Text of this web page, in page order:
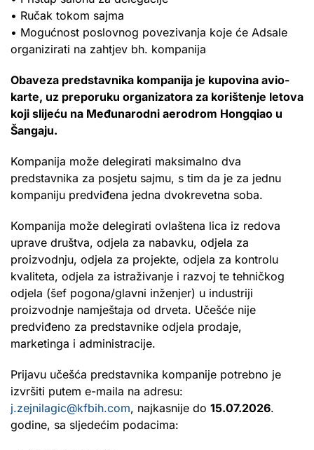
• Ručak tokom sajma
• Mogućnost poslovnog povezivanja koje će Adsale
organizirati na zahtjev bh. kompanija
Obaveza predstavnika kompanija je kupovina avio-
karte, uz preporuku organizatora za korištenje letova
koji slijeću na Međunarodni aerodrom Hongqiao u
Šangaju.
Kompanija može delegirati maksimalno dva
predstavnika za posjetu sajmu, s tim da je za jednu
kompaniju predviđena jedna dvokrevetna soba.
Kompanija može delegirati ovlaštena lica iz redova
uprave društva, odjela za nabavku, odjela za
proizvodnju, odjela za projekte, odjela za kontrolu
kvaliteta, odjela za istraživanje i razvoj te tehničkog
odjela (šef pogona/glavni inženjer) u industriji
proizvodnje namještaja od drveta. Učešće nije
predviđeno za predstavnike odjela prodaje,
marketinga i administracije.
Prijavu učešća predstavnika kompanije potrebno je
izvršiti putem e-maila na adresu:
j.zejnilagic@kfbih.com, najkasnije do 15.07.2026.
godine, sa sljedećim podacima: